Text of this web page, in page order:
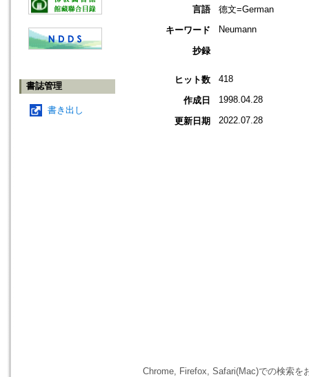
書誌管理
書き出し
言語
德文=German
キーワード
Neumann
抄録
ヒット数 418
作成日 1998.04.28
更新日期 2022.07.28
Chrome, Firefox, Safari(Mac)での検索を